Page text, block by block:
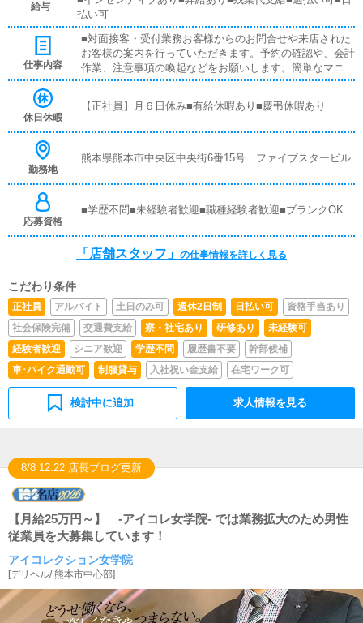
給与
払い可
仕事内容
■対面接客・受付業務お客様からのお問合せや来店された
お客様の案内を行っていただきます。予約の確認や、会計
作業、注意事項の喚起などをお願いします。簡単なマニュ
アルや、先輩スタッフに付いて業務内容を見ながら徐々に
す。■企画の立案店舗イベントや店舗運営など様々な企画
など、売上UPに繋がる施策の提案を行っていただきま
の方が稼げるようにインターネットを使ったPR（写メ日
す。■PC更新業務ヘブンネットなど、ポータルサイト等の
はボタンを押すだけや、ブログの更新時に簡単に文字が入
お過ごしいただくため、店内の清掃や備品の管理・補充を
行っていただきます。
休日休暇
【正社員】月６日休み■有給休暇あり■慶弔休暇あり
勤務地
熊本県熊本市中央区中央街6番15号 ファイブスタービル
応募資格
■学歴不問■未経験者歓迎■職種経験者歓迎■ブランクOK
「店舗スタッフ」 の仕事情報を詳しく見る
こだわり条件
正社員 アルバイト 土日のみ可 週休2日制 日払い可
資格手当あり
社会保険完備
交通費支給 寮・社宅あり 研修あり
未経験可
経験者歓迎
シニア歓迎 学歴不問 履歴書不要
幹部候補
車･バイク通勤可
制服貸与 入社祝い金支給 在宅ワーク可
検討中に追加 求人情報を見る
8/8 12:22 店長ブログ更新
【月給25万円～】 -アイコレ女学院- では業務拡大のため男性
従業員を大募集しています！
アイコレクション女学院
[デリヘル/熊本市中心部]